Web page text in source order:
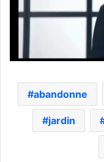
abandonne
jardin